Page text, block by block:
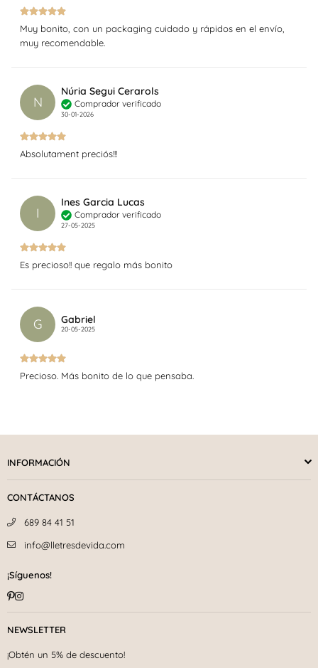
Muy bonito, con un packaging cuidado y rápidos en el envío,
muy recomendable.
N
Núria Segui Cerarols
Comprador verificado
30-01-2026
Absolutament preciós!!!
I
Ines Garcia Lucas
Comprador verificado
27-05-2025
Es precioso!! que regalo más bonito
G Gabriel
20-05-2025
Precioso. Más bonito de lo que pensaba.
INFORMACIÓN
CONTÁCTANOS
689 84 41 51
info@lletresdevida.com
¡Síguenos!
Pinterest
Instagram
NEWSLETTER
¡Obtén un 5% de descuento!